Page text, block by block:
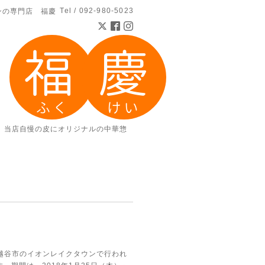
の専門店 福慶 Tel / 092-980-5023
店自慢の皮にオリジナルの中華惣
市のイオンレイクタウンで行われ